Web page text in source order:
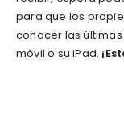
para que los
conocer las
móvil o su iPad.